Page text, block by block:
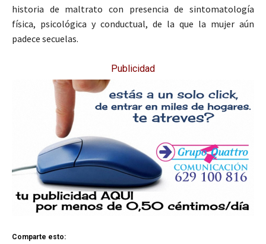
historia de maltrato con presencia de sintomatología
física, psicológica y conductual, de la que la mujer aún
padece secuelas.
Publicidad
Comparte esto: